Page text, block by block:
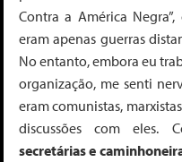
Contra a América
eram apenas guerras
No entanto, embora eu
organização, me senti
eram comunistas,
discussões com eles.
secretárias e